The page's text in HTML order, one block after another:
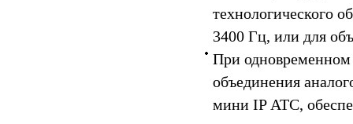
технологического
3400 Гц, или для
При одновременном
объединения
мини IP АТС,